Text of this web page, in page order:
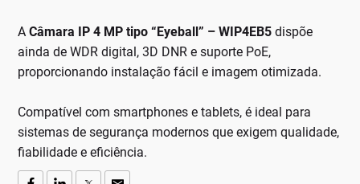
ACâmara IP 4 MP tipo “Eyeball” – WIP4EB5 dispõe
ainda de WDR digital, 3D DNR e suporte PoE,
proporcionando instalação fácil e imagem otimizada.
Compatível com smartphones e tablets, é ideal para
sistemas de segurança modernos que exigem qualidade,
fiabilidade e eficiência.